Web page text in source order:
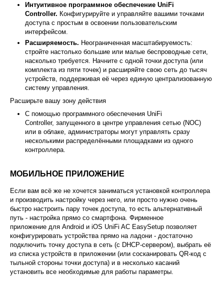
Интуитивное программное обеспечение UniFi
Controller. Конфигурируйте и управляйте вашими точками
доступа с простым в освоении пользовательским
интерфейсом.
Расширяемость. Неограниченная масштабируемость:
стройте настолько большие или малые беспроводные сети,
насколько требуется. Начните с одной точки доступа (или
комплекта из пяти точек) и расширяйте свою сеть до тысяч
устройств, поддерживая её через единую централизованную
систему управления.
Расширьте вашу зону действия
С помощью программного обеспечения UniFi
Controller, запущенного в центре управления сетью (NOC)
или в облаке, администраторы могут управлять сразу
несколькими распределёнными площадками из одного
контроллера.
МОБИЛЬНОЕ ПРИЛОЖЕНИЕ
Если вам всё же не хочется заниматься установкой контроллера
и производить настройку через него, или просто нужно очень
быстро настроить пару точек доступа, то есть альтернативный
путь - настройка прямо со смартфона. Фирменное
приложение для Android и iOS UniFi AC EasySetup позволяет
конфигурировать устройства прямо на ладони - достаточно
подключить точку доступа в сеть (с DHCP-сервером), выбрать её
из списка устройств в приложении (или сосканировать QR-код с
тыльной стороны точки доступа) и в несколько касаний
установить все необходимые для работы параметры.